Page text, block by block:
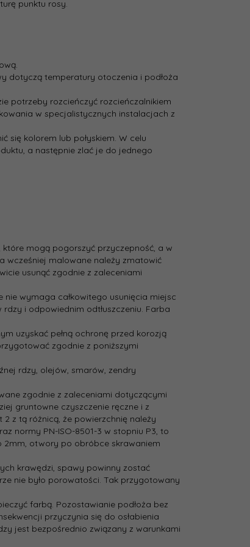
punktu rosy.
dotyczą temperatury otoczenia i podłoża
potrzeby rozcieńczyć rozcieńczalnikiem
w specjalistycznych instalacjach z
się kolorem lub połyskiem. W celu
a następnie zlać je do jednego
mogą pogorszyć przyczepność, a w
wcześniej malowane należy zmatowić
usunąć zgodnie z zaleceniami
wymaga całkowitego usunięcia miejsc
i odpowiednim odtłuszczeniu. Farba
uzyskać pełną ochronę przed korozją
zgodnie z poniższymi
rdzy, olejów, smarów, zendry
zgodnie z zaleceniami dotyczącymi
gruntowne czyszczenie ręczne i z
z tą różnicą, że powierzchnię należy
normy PN-ISO-8501-3 w stopniu P3, to
2mm, otwory po obróbce skrawaniem
krawędzi, spawy powinny zostać
nie było porowatości. Tak przygotowany
farbą. Pozostawianie podłoża bez
przyczynia się do osłabienia
jest bezpośrednio związany z warunkami